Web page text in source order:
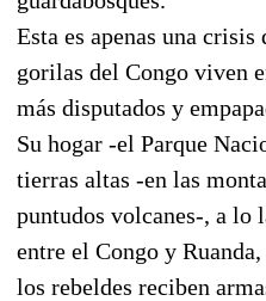
Esta es apenas una
gorilas del Congo viven
más disputados y
Su hogar -el Parque
tierras altas -en las
puntudos volcanes-, a lo
entre el Congo y
los rebeldes reciben